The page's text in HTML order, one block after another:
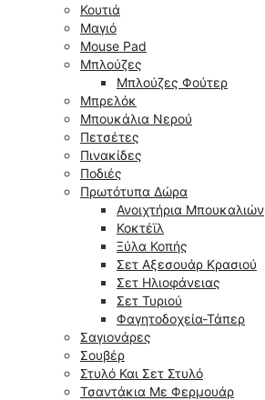
Κουτιά
Μαγιό
Mouse Pad
Μπλούζες
Μπλούζες Φούτερ
Μπρελόκ
Μπουκάλια Νερού
Πετσέτες
Πινακίδες
Ποδιές
Πρωτότυπα Δώρα
Ανοιχτήρια Μπουκαλιών
Κοκτέϊλ
Ξύλα Κοπής
Σετ Αξεσουάρ Κρασιού
Σετ Ηλιοφάνειας
Σετ Τυριού
Φαγητοδοχεία-Τάπερ
Σαγιονάρες
Σουβέρ
Στυλό Και Σετ Στυλό
Τσαντάκια Με Φερμουάρ